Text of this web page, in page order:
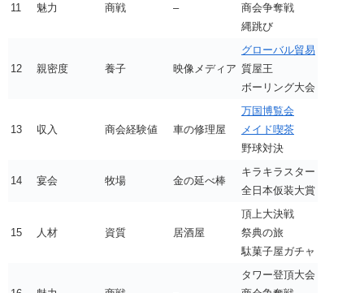
11 魅力 商戦 –
商会争奪戦
縄跳び
12 親密度 養子 映像メディア
グローバル貿易
質屋王
ボーリング大会
13 収入 商会経験値 車の修理屋
万国博覧会
メイド喫茶
野球対決
14 宴会 牧場 金の延べ棒
キラキラスター
全日本仮装大賞
15 人材 資質 居酒屋
頂上大決戦
祭典の旅
駄菓子屋ガチャ
タワー登頂大会